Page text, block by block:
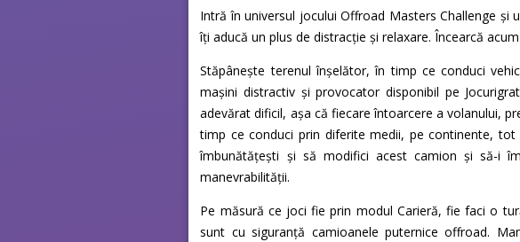
Intră în universul jocului Offroad Masters Challenge
îți aducă un plus de distracție și relaxare. Încearcă
Stăpânește terenul înșelător, în timp ce conduci
mașini distractiv și provocator disponibil pe
adevărat dificil, așa că fiecare întoarcere a volanului,
timp ce conduci prin diferite medii, pe continente,
îmbunătățești și să modifici acest camion și să-i
manevrabilității.
Pe măsură ce joci fie prin modul Carieră, fie faci o
sunt cu siguranță camioanele puternice offroad.